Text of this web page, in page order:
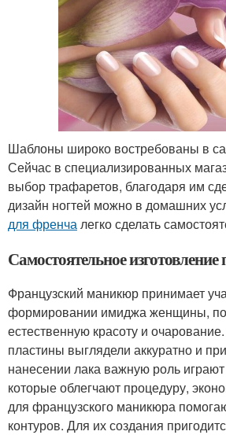
Шаблоны широко востребованы в
Сейчас в специализированных
выбор трафаретов, благодаря им
дизайн ногтей можно в домашних
для френчалегко сделать
Самостоятельное изготовление
Французский маникюр принимает
формировании имиджа женщины,
естественную красоту и
пластины выглядели аккуратно и
нанесении лака важную роль
которые облегчают процедуру,
для французского маникюра
контуров. Для их создания